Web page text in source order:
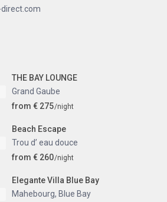
THE BAY LOUNGE
Grand Gaube
from € 275/night
Beach Escape
Trou d’ eau douce
from € 260/night
Elegante Villa Blue Bay
Mahebourg, Blue Bay